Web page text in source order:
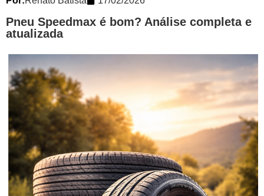
Pneu Speedmax é bom? Análise completa e
atualizada